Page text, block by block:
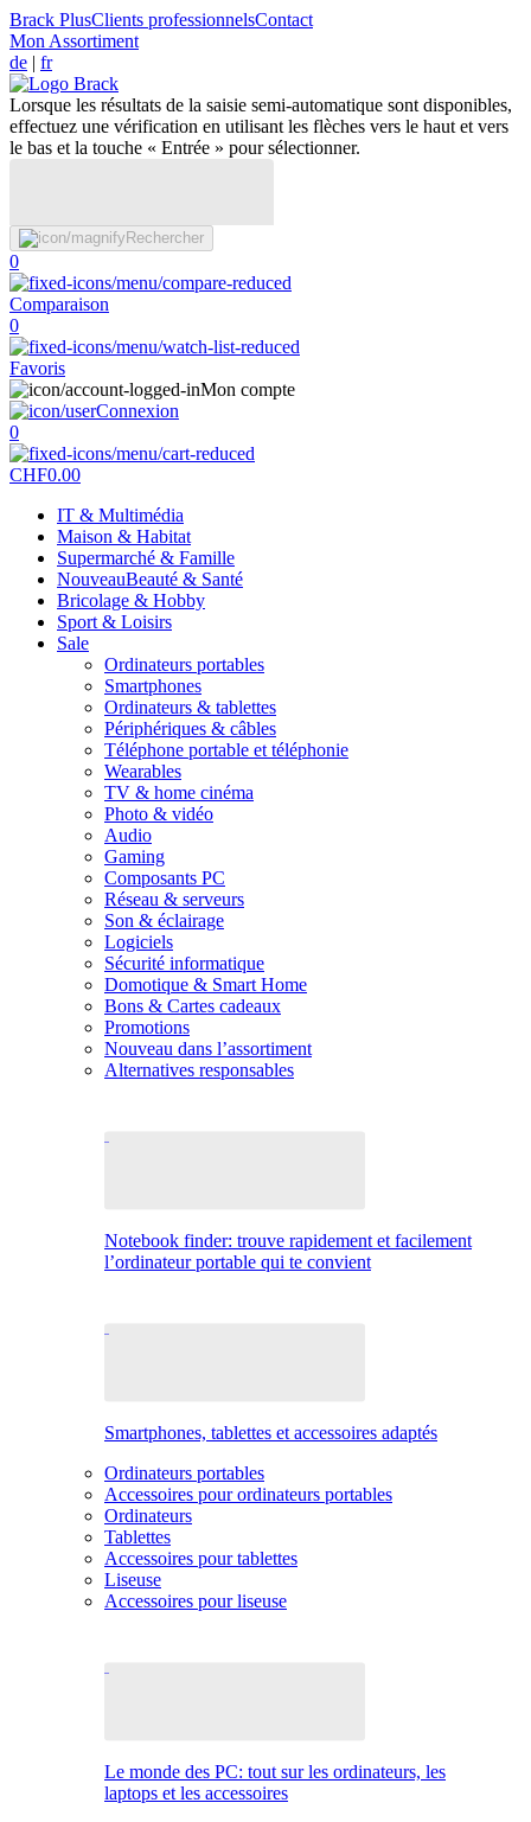
Brack PlusClients professionnelsContact
Mon Assortiment
de | fr
Lorsque les résultats de la saisie semi-automatique sont disponibles,
effectuez une vérification en utilisant les flèches vers le haut et vers
le bas et la touche « Entrée » pour sélectionner.
Rechercher
0
Comparaison
0
Favoris
Mon compte
Connexion
0
CHF0.00
IT & Multimédia
Maison & Habitat
Supermarché & Famille
NouveauBeauté & Santé
Bricolage & Hobby
Sport & Loisirs
Sale
Ordinateurs portables
Smartphones
Ordinateurs & tablettes
Périphériques & câbles
Téléphone portable et téléphonie
Wearables
TV & home cinéma
Photo & vidéo
Audio
Gaming
Composants PC
Réseau & serveurs
Son & éclairage
Logiciels
Sécurité informatique
Domotique & Smart Home
Bons & Cartes cadeaux
Promotions
Nouveau dans l’assortiment
Alternatives responsables
Notebook finder: trouve rapidement et facilement
l’ordinateur portable qui te convient
Smartphones, tablettes et accessoires adaptés
Ordinateurs portables
Accessoires pour ordinateurs portables
Ordinateurs
Tablettes
Accessoires pour tablettes
Liseuse
Accessoires pour liseuse
Le monde des PC: tout sur les ordinateurs, les
laptops et les accessoires